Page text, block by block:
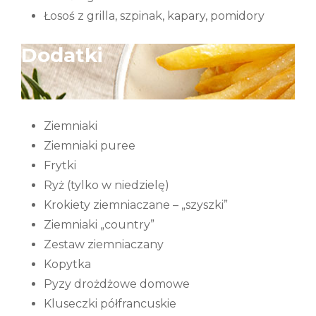
Łosoś z grilla, szpinak, kapary, pomidory
Dodatki
Ziemniaki
Ziemniaki puree
Frytki
Ryż (tylko w niedzielę)
Krokiety ziemniaczane – „szyszki”
Ziemniaki „country”
Zestaw ziemniaczany
Kopytka
Pyzy drożdżowe domowe
Kluseczki półfrancuskie